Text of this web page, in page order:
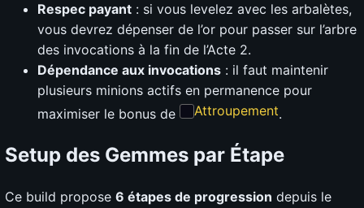
Respec payant : si vous levelez avec les arbalètes,
vous devrez dépenser de l’or pour passer sur l’arbre
des invocations à la fin de l’Acte 2.
Dépendance aux invocations : il faut maintenir
plusieurs minions actifs en permanence pour
maximiser le bonus de
Attroupement.
Setup des Gemmes par Étape
Ce build propose 6 étapes de progression depuis le